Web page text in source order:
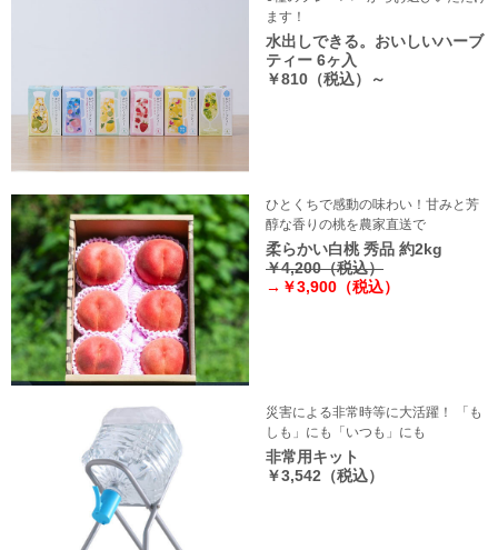
ます！
水出しできる。おいしいハーブ
ティー 6ヶ入
￥810（税込）～
ひとくちで感動の味わい！甘みと芳
醇な香りの桃を農家直送で
柔らかい白桃 秀品 約2kg
￥4,200（税込）
→￥3,900（税込）
災害による非常時等に大活躍！ 「も
しも」にも「いつも」にも
非常用キット
￥3,542（税込）